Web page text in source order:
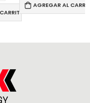
AGREGAR AL